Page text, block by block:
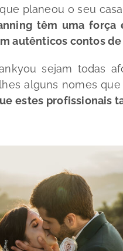
planeou o seu
têm uma força
autênticos contos
sejam todas
alguns nomes
estes profissionais